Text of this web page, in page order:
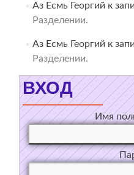
Аз Есмь Георгий к
Разделении.
Аз Есмь Георгий к
Разделении.
ВХОД
Имя